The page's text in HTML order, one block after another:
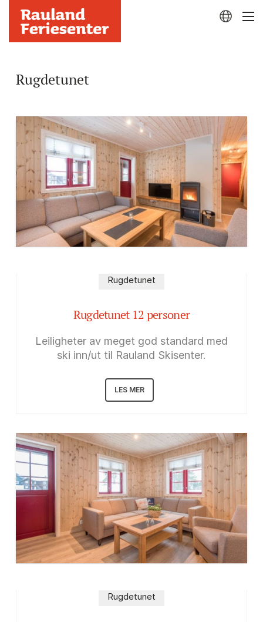
Rugdetunet
Rugdetunet
Rugdetunet 12 personer
Leiligheter av meget god standard med
ski inn/ut til Rauland Skisenter.
LES MER
Rugdetunet